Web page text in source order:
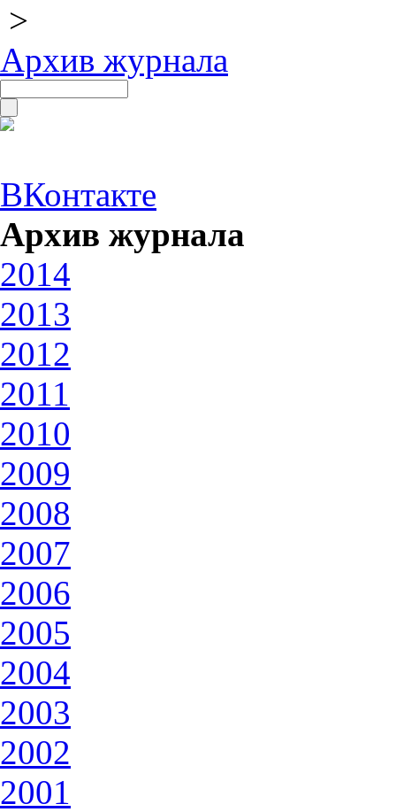
>
Архив журнала
ВКонтакте
Архив журнала
2014
2013
2012
2011
2010
2009
2008
2007
2006
2005
2004
2003
2002
2001